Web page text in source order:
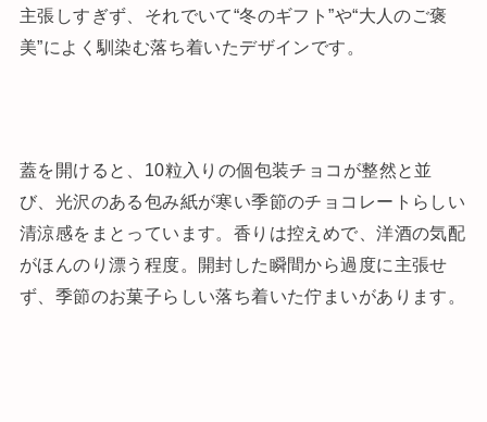
主張しすぎず、それでいて“冬のギフト”や“大人のご褒
美”によく馴染む落ち着いたデザインです。
蓋を開けると、10粒入りの個包装チョコが整然と並
び、光沢のある包み紙が寒い季節のチョコレートらしい
清涼感をまとっています。香りは控えめで、洋酒の気配
がほんのり漂う程度。開封した瞬間から過度に主張せ
ず、季節のお菓子らしい落ち着いた佇まいがあります。